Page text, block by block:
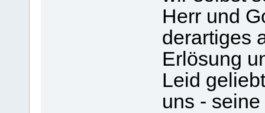
Herr und
derartiges
Erlösung
Leid
uns -